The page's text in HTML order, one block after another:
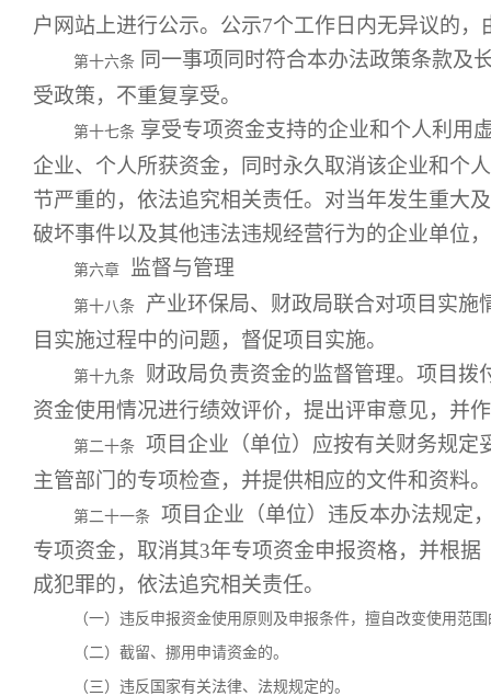
户网站上进行公示。公示7个工作日内无异议的
第十六条 同一事项同时符合本办法政策条款及
受政策，不重复享受。
第十七条 享受专项资金支持的企业和个人利用
企业、个人所获资金，同时永久取消该企业和个
节严重的，依法追究相关责任。对当年发生重大
破坏事件以及其他违法违规经营行为的企业单位
第六章 监督与管理
第十八条
产业环保局、财政局联合对项目实
目实施过程中的问题，督促项目实施。
第十九条
财政局负责资金的监督管理。项目
资金使用情况进行绩效评价，提出评审意见，并
第二十条
项目企业（单位）应按有关财务规定
主管部门的专项检查，并提供相应的文件和资料。
第二十一条
项目企业（单位）违反本办法规定
专项资金，取消其3年专项资金申报资格，并根
成犯罪的，依法追究相关责任。
（一）违反申报资金使用原则及申报条件，擅自改变使用范
（二）截留、挪用申请资金的。
（三）违反国家有关法律、法规规定的。